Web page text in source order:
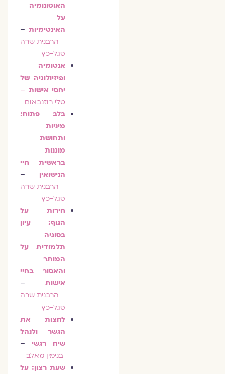
האוטונומיה
על
האינטימיות–
הרבנית שרה
סגל-כץ
אנטומיה
ופיזיולוגיה של
יחסי אישות –
טלי רוזנבאום
בלב פתוח:
מיניות
ותחושת
מוגנות
בראשית חיי
הנישואין –
הרבנית שרה
סגל-כץ
חירות על
הגוף: עיון
בסוגיה
תלמודית על
המותר
והאסור בחיי
אישות–
הרבנית שרה
סגל-כץ
לחצות את
הגשר ולנהל
שיח רגשי
–
בנימין מאלב
שעת רצון: על